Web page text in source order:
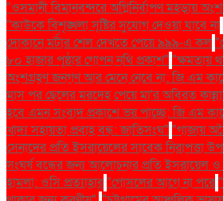
"ওসমানী বিমানবন্দরে অগ্নিনির্বাপণ মহড়ায়
"কাউকে বিশৃঙ্খলা সৃষ্টির সুযোগ দেওয়া যাবে না
দোকানে মর্টার শেল দেখতে পেয়ে ৯৯৯-এ কল
৮০ হাজার পৃষ্ঠার গোপন নথি প্রকাশ" "ক্ষমতায়
অংশগ্রহণ জনগণ আর মেনে নেবে না: জি এম
মাস পর ছেলের মরদেহ পেয়ে মা'র অবিরত
হবে এমন সংবাদ প্রকাশে ভয় পাচ্ছে: জি এম
খাদ্য সহায়তা প্রবাহ বন্ধ: জাতিসংঘ" "গাজায়
সেনাদের প্রতি ইসরায়েলের সাবেক নিরাপত্তা
সংঘর্ষ বন্ধের জন্য আলোচনার প্রতি ইসরায়েল
হামলা: ওসি প্রত্যাহার"গোসলের আগে না পরে